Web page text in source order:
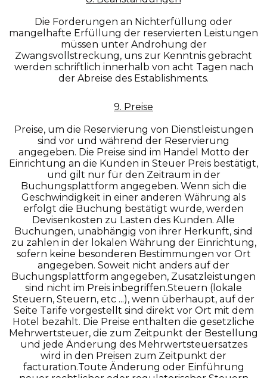
Die Forderungen an Nichterfüllung oder
mangelhafte Erfüllung der reservierten Leistungen
müssen unter Androhung der
Zwangsvollstreckung, uns zur Kenntnis gebracht
werden schriftlich innerhalb von acht Tagen nach
der Abreise des Establishments.
9. Preise
Preise, um die Reservierung von Dienstleistungen
sind vor und während der Reservierung
angegeben. Die Preise sind im Handel Motto der
Einrichtung an die Kunden in Steuer Preis bestätigt,
und gilt nur für den Zeitraum in der
Buchungsplattform angegeben. Wenn sich die
Geschwindigkeit in einer anderen Währung als
erfolgt die Buchung bestätigt wurde, werden
Devisenkosten zu Lasten des Kunden. Alle
Buchungen, unabhängig von ihrer Herkunft, sind
zu zahlen in der lokalen Währung der Einrichtung,
sofern keine besonderen Bestimmungen vor Ort
angegeben. Soweit nicht anders auf der
Buchungsplattform angegeben, Zusatzleistungen
sind nicht im Preis inbegriffen.Steuern (lokale
Steuern, Steuern, etc ...), wenn überhaupt, auf der
Seite Tarife vorgestellt sind direkt vor Ort mit dem
Hotel bezahlt. Die Preise enthalten die gesetzliche
Mehrwertsteuer, die zum Zeitpunkt der Bestellung
und jede Änderung des Mehrwertsteuersatzes
wird in den Preisen zum Zeitpunkt der
facturation.Toute Änderung oder Einführung